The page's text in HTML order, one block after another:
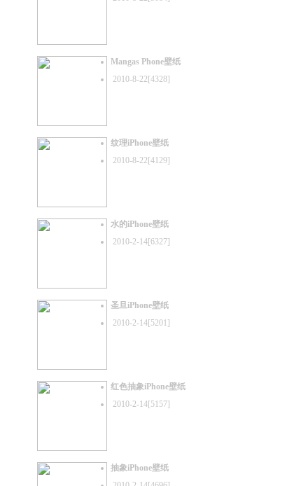
Mangas Phone壁纸
2010-8-22[4328]
纹理iPhone壁纸
2010-8-22[4129]
水的iPhone壁纸
2010-2-14[6327]
圣旦iPhone壁纸
2010-2-14[5201]
红色抽象iPhone壁纸
2010-2-14[5157]
抽象iPhone壁纸